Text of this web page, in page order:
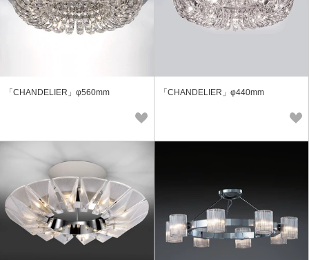
「CHANDELIER」φ560mm 「CHANDELIER」φ440mm